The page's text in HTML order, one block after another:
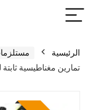
الرئيسية
تمارين مغناطيسية